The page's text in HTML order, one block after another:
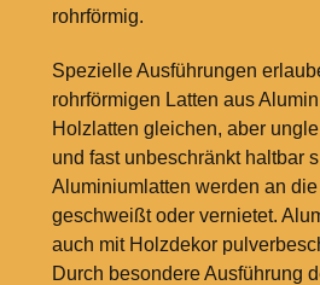
rohrförmig.
Spezielle Ausführungen
rohrförmigen Latten aus
Holzlatten gleichen, aber
und fast unbeschränkt haltbar
Aluminiumlatten werden an
geschweißt oder vernietet.
auch mit Holzdekor
Durch besondere Ausführung